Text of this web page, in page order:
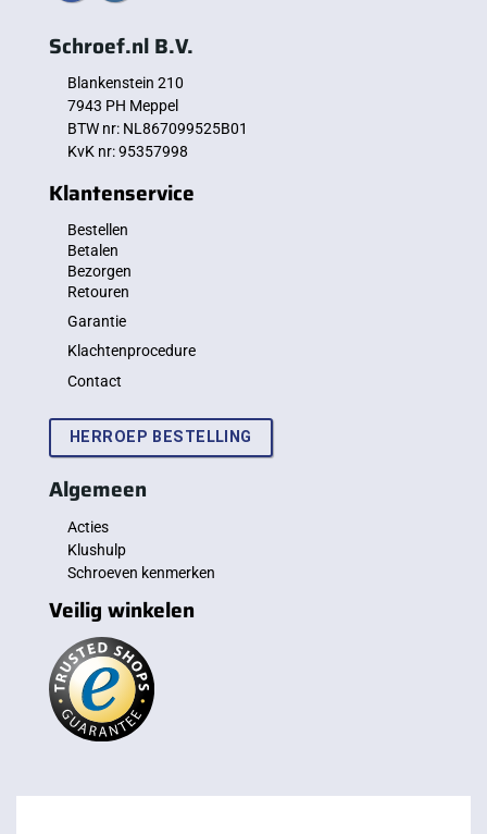
Schroef.nl B.V.
Blankenstein 210
7943 PH Meppel
BTW nr: NL867099525B01
KvK nr: 95357998
Klantenservice
Bestellen
Betalen
Bezorgen
Retouren
Garantie
Klachtenprocedure
Contact
HERROEP BESTELLING
Algemeen
Acties
Klushulp
Schroeven kenmerken
Veilig winkelen